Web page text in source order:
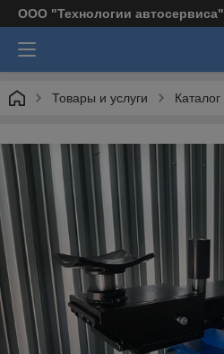
ООО "Технологии автосервиса"
Товары и услуги Каталог